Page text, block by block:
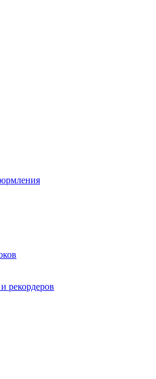
рекордеров